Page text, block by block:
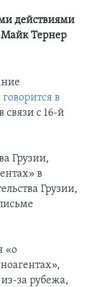
действиями
Майк Тернер
говорится в
с 16-й
Грузии,
в
Грузии,
«о
за рубежа,